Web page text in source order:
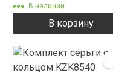
В наличии
В корзину